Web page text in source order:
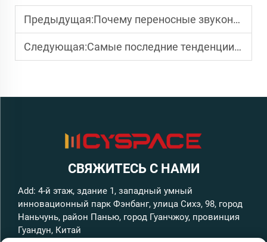
Предыдущая:Почему переносные звуконепроницаемые кабины необходимы для высококачественной записи звука
Следующая:Самые последние тенденции в области портативных изоляционных кабин для музыкантов и создателей контента
СВЯЖИТЕСЬ С НАМИ
Add: 4-й этаж, здание 1, западный умный
инновационный парк Фэнбанг, улица Сихэ, 98, город
Наньчунь, район Панью, город Гуанчжоу, провинция
Гуандун, Китай